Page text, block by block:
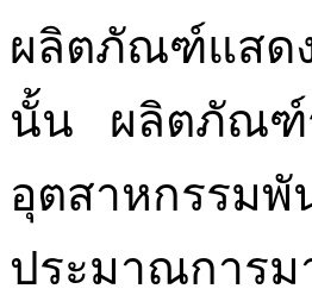
ผลิตภัณฑ์แสด
นั้น ผลิตภัณฑ์รั
อุตสาหกรรมพั
ประมาณการม